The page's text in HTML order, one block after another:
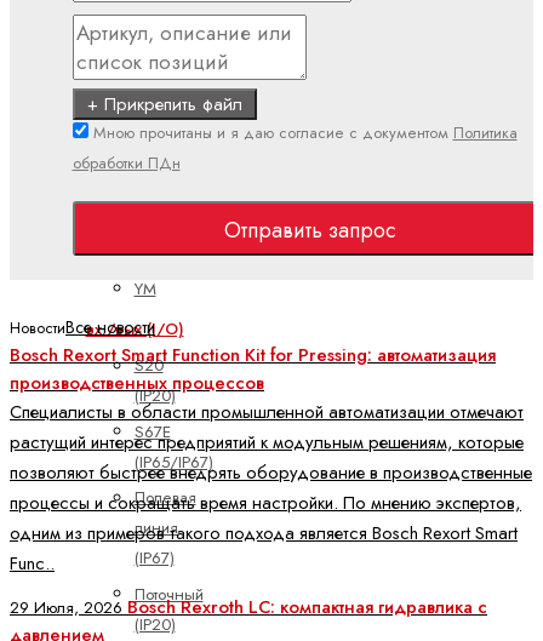
все
Встроенные
системы
управления
XM
YM
вх./вых (I/O)
S20
(IP20)
S67E
(IP65/IP67)
Полевая
линия
(IP67)
Поточный
(IP20)
+ Прикрепить файл
Мною прочитаны и я даю согласие с документом Политика
обработки ПДн
Отправить запрос
НовостиВсе новости
Bosch Rexort Smart Function Kit for Pressing: автоматизация
производственных процессов
Специалисты в области промышленной автоматизации отмечают
растущий интерес предприятий к модульным решениям, которые
позволяют быстрее внедрять оборудование в производственные
процессы и сокращать время настройки. По мнению экспертов,
одним из примеров такого подхода является Bosch Rexort Smart
Func..
29 Июля, 2026 Bosch Rexroth LC: компактная гидравлика с
давлением